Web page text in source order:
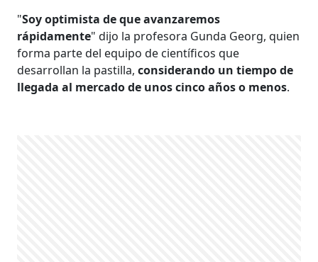
"Soy optimista de que avanzaremos
rápidamente" dijo la profesora Gunda Georg, quien
forma parte del equipo de científicos que
desarrollan la pastilla,considerando un tiempo de
llegada al mercado de unos cinco años o menos.